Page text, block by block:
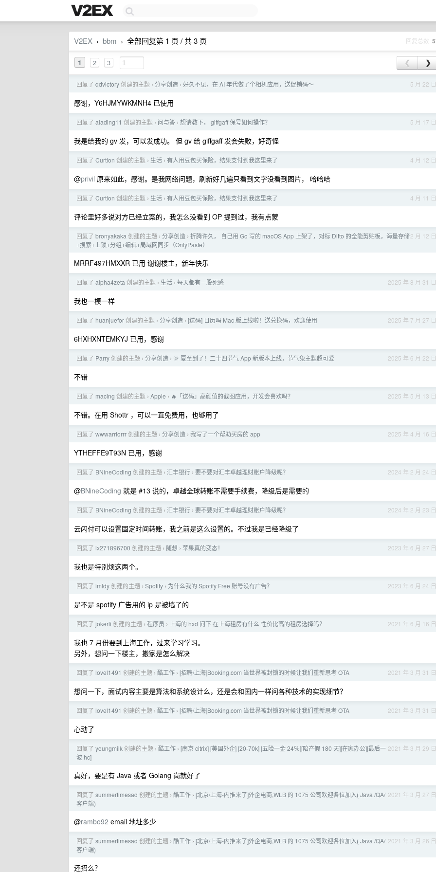
V2EX › bbm › 全部回复第 1 页 / 共 3 页 回复总数
1 2 3 ❮ ❯
5 月 22 日
回复了 qdvictory创建的主题 › 分享创造 › 好久不见，在 AI 年代做了个相机应用，送促销码～
感谢，Y6HJMYWKMNH4 已使用
5 月 17 日
回复了 alading11 创建的主题 › 问与答 › 想请教下， giffgaff 保号如何操作？
我是给我的 gv 发，可以发成功。 但 gv 给 giffgaff 发会失败，好奇怪
4 月 12 日
回复了 Curtion 创建的主题 › 生活 › 有人用豆包买保险，结果支付到我这里来了
@privil 原来如此，感谢。是我网络问题，刷新好几遍只看到文字没看到图片， 哈哈哈
4 月 11 日
回复了 Curtion 创建的主题 › 生活 › 有人用豆包买保险，结果支付到我这里来了
评论里好多说对方已经立案的，我怎么没看到 OP 提到过，我有点蒙
2 月 12 日
回复了 bronyakaka 创建的主题 › 分享创造 › 折腾许久， 自己用 Go 写的 macOS App 上架了，对标 Ditto 的全能剪贴板，海量存储
+搜索+上锁+分组+编辑+局域网同步（OnlyPaste）
MRRF497HMXXR 已用 谢谢楼主，新年快乐
2025 年 8 月 31 日
回复了 alpha4zeta 创建的主题 › 生活 › 每天都有一股死感
我也一模一样
2025 年 7 月 27 日
回复了 huanjuefor创建的主题 › 分享创造 › [送码] 日历吗 Mac 版上线啦！送兑换码，欢迎使用
6HXHXNTEMKYJ 已用，感谢
2025 年 6 月 22 日
回复了 Parry创建的主题 › 分享创造 › 🌞 夏至到了！二十四节气 App 新版本上线，节气兔主题超可爱
不错
2025 年 5 月 13 日
回复了 macing 创建的主题 › Apple › 🔥「送码」高颜值的截图应用，开发会喜欢吗？
不错。在用 Shottr ，可以一直免费用，也够用了
2025 年 4 月 16 日
回复了 wwwarriorrr创建的主题 › 分享创造 › 我写了一个帮助买房的 app
YTHEFFE9T93N 已用，感谢
2024 年 2 月 24 日
回复了 BNineCoding 创建的主题 › 汇丰银行 › 要不要对汇丰卓越理财账户降级呢？
@BNineCoding 就是 #13 说的，卓越全球转账不需要手续费，降级后是需要的
2024 年 2 月 23 日
回复了 BNineCoding 创建的主题 › 汇丰银行 › 要不要对汇丰卓越理财账户降级呢？
云闪付可以设置固定时间转账，我之前是这么设置的。不过我是已经降级了
2023 年 6 月 27 日
回复了 lx271896700 创建的主题 › 随想 › 苹果真的变态！
我也是特别烦这两个。
2023 年 6 月 24 日
回复了 imldy创建的主题 › Spotify › 为什么我的 Spotify Free 账号没有广告？
是不是 spotify 广告用的 ip 是被墙了的
2021 年 6 月 16 日
回复了 jokerli 创建的主题 › 程序员 › 上海的 hxd 问下 在上海租房有什么 性价比高的租房选择吗？
我也 7 月份要到上海工作，过来学习学习。
另外，想问一下楼主，搬家是怎么解决
2021 年 3 月 31 日
回复了 lovel1491 创建的主题 › 酷工作 › [招聘/上海]Booking.com 当世界被封锁的时候让我们重新思考 OTA
想问一下，面试内容主要是算法和系统设计么，还是会和国内一样问各种技术的实现细节？
2021 年 3 月 31 日
回复了 lovel1491 创建的主题 › 酷工作 › [招聘/上海]Booking.com 当世界被封锁的时候让我们重新思考 OTA
心动了
2021 年 3 月 29 日
回复了 youngmilk创建的主题 › 酷工作 › [南京 citrix] [美国外企] [20-70k] [五险一金 24％][陪产假 180 天][在家办公][最后一
波 hc]
真好，要是有 Java 或者 Golang 岗就好了
2021 年 3 月 27 日
回复了 summertimesad 创建的主题 › 酷工作 › [北京/上海-内推来了]外企电商,WLB 的 1075 公司欢迎各位加入( Java /QA/
客户端)
@rambo92 email 地址多少
2021 年 3 月 26 日
回复了 summertimesad 创建的主题 › 酷工作 › [北京/上海-内推来了]外企电商,WLB 的 1075 公司欢迎各位加入( Java /QA/
客户端)
还招么？